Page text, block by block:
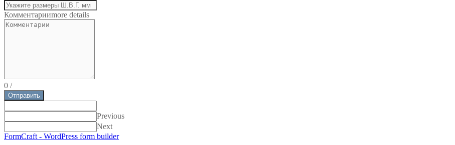
Комментарииmore details
0 /
Отправить
Previous
Next
FormCraft - WordPress form builder